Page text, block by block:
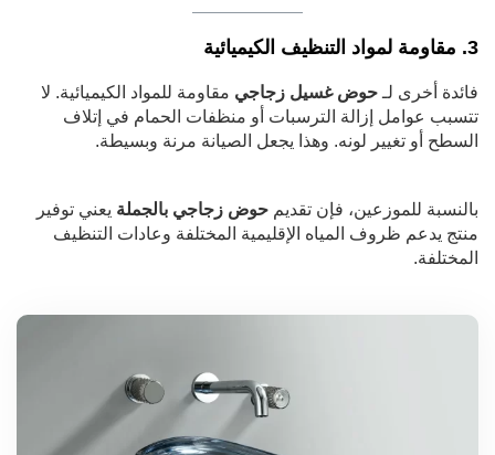
3. مقاومة لمواد التنظيف الكيميائية
فائدة أخرى لـ حوض غسيل زجاجي مقاومة للمواد الكيميائية. لا
تتسبب عوامل إزالة الترسبات أو منظفات الحمام في إتلاف
السطح أو تغيير لونه. وهذا يجعل الصيانة مرنة وبسيطة.
بالنسبة للموزعين، فإن تقديم حوض زجاجي بالجملة يعني توفير
منتج يدعم ظروف المياه الإقليمية المختلفة وعادات التنظيف
المختلفة.